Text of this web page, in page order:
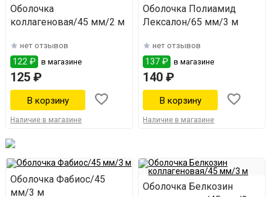
Оболочка
коллагеновая/45 мм/2 м
нет отзывов
122 ₽ в магазине
125 ₽
Наличие в магазине
Оболочка Полиамид
Лексалон/65 мм/3 м
нет отзывов
137 ₽ в магазине
140 ₽
Наличие в магазине
Оболочка Фабиос/45
мм/3 м
Оболочка Белкозин